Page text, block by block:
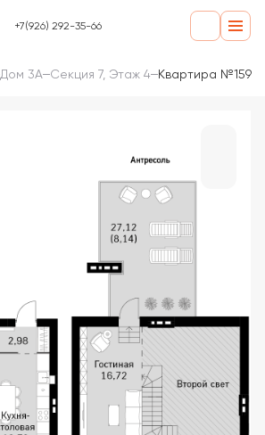
+7(926) 292-35-66
Дом 3А Секция 7, Этаж 4 Квартира №159